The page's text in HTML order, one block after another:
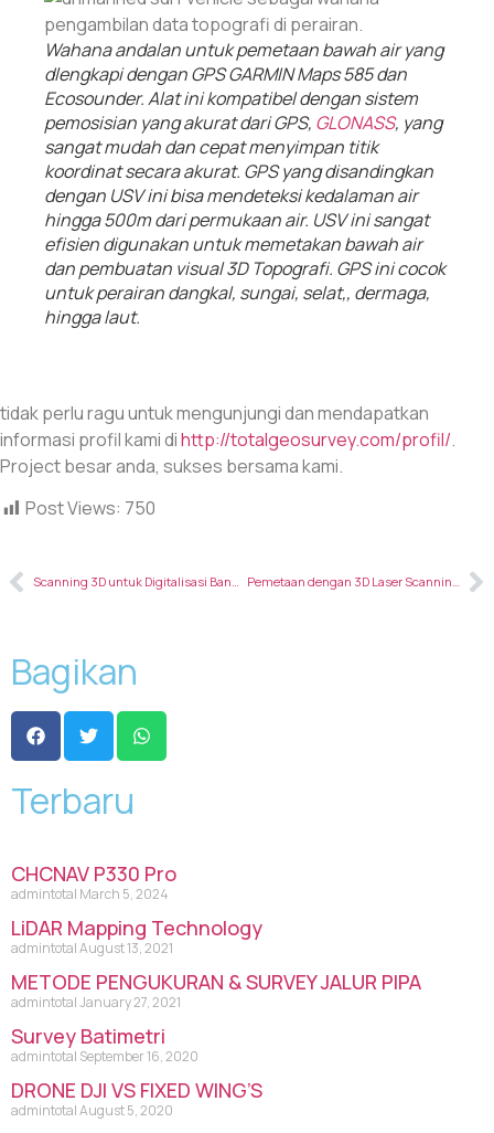
Wahana andalan untuk pemetaan bawah air yang
dlengkapi dengan GPS GARMIN Maps 585 dan
Ecosounder. Alat ini kompatibel dengan sistem
pemosisian yang akurat dari GPS, GLONASS, yang
sangat mudah dan cepat menyimpan titik
koordinat secara akurat. GPS yang disandingkan
dengan USV ini bisa mendeteksi kedalaman air
hingga 500m dari permukaan air. USV ini sangat
efisien digunakan untuk memetakan bawah air
dan pembuatan visual 3D Topografi. GPS ini cocok
untuk perairan dangkal, sungai, selat,, dermaga,
hingga laut.
tidak perlu ragu untuk mengunjungi dan mendapatkan
informasi profil kami dihttp://totalgeosurvey.com/profil/.
Project besar anda, sukses bersama kami.
Post Views: 750
Bagikan
Terbaru
CHCNAV P330 Pro
admintotal March 5, 2024
LiDAR Mapping Technology
admintotalAugust 13, 2021
METODE PENGUKURAN & SURVEY JALUR PIPA
admintotalJanuary 27, 2021
Survey Batimetri
admintotal September 16, 2020
DRONE DJI VS FIXED WING’S
admintotalAugust 5, 2020